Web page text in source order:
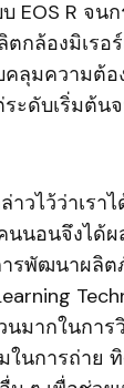
EOS R จน
กล้องมิเรอร์
คลุมความต้
ะดับเริ่มต้น
วไว้ว่าเรา
นนอนจึงได้
ารพัฒนาผลิ
มากในการ
นการถ่าย